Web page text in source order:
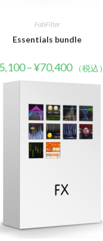
FabFilter
Essentials bundle
–¥70,400 （税込）